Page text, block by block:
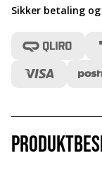
Sikker betaling